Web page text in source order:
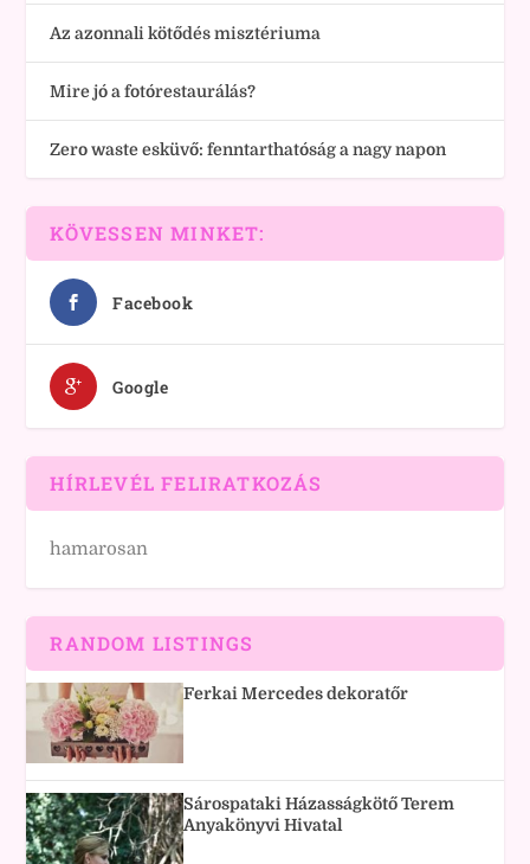
Az azonnali kötődés misztériuma
Mire jó a fotórestaurálás?
Zero waste esküvő: fenntarthatóság a nagy napon
KÖVESSEN MINKET:
Facebook
Google
HÍRLEVÉL FELIRATKOZÁS
hamarosan
RANDOM LISTINGS
Ferkai Mercedes dekoratőr
Sárospataki Házasságkötő Terem
Anyakönyvi Hivatal